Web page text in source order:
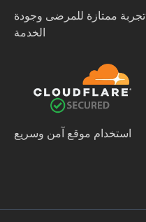
تجربة ممتازة للمرضى وجودة
الخدمة
استخدام موقع آمن وسريع